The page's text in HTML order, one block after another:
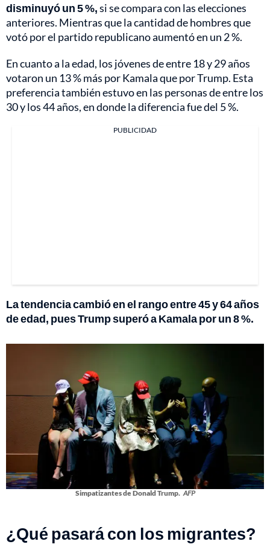
disminuyó un 5 %,si se compara con las elecciones
anteriores. Mientras que la cantidad de hombres que
votó por el partido republicano aumentó en un 2 %.
En cuanto a la edad, los jóvenes de entre 18 y 29 años
votaron un 13 % más por Kamala que por Trump. Esta
preferencia también estuvo en las personas de entre los
30 y los 44 años, en donde la diferencia fue del 5 %.
PUBLICIDAD
La tendencia cambió en el rango entre 45 y 64 años
de edad, pues Trump superó a Kamala por un 8 %.
Simpatizantes de Donald Trump. AFP
¿Qué pasará con los migrantes?